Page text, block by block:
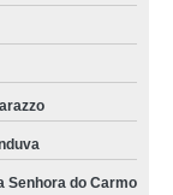
do Sul
Senhora do Carmo